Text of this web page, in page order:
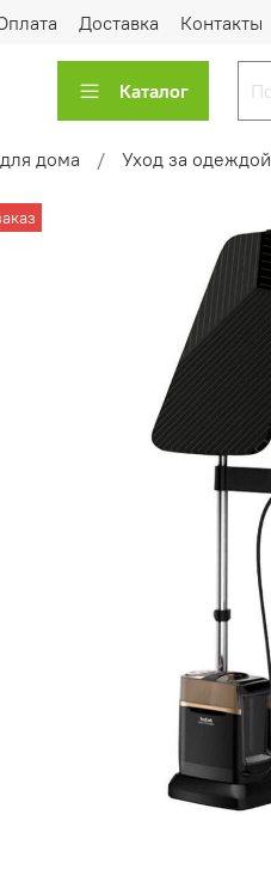
Доставка Контакты
Каталог
дома Уход за одеждой